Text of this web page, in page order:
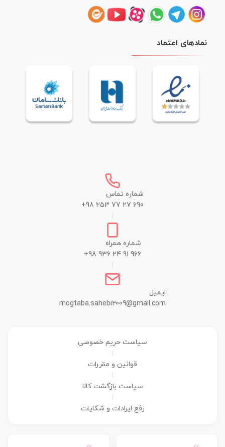
نمادهای اعتماد
شماره تماس
+98 253 77 27 690
شماره همراه
+98 936 24 91 966
ایمیل
mogtaba.sahebi2009@gmail.com
سیاست حریم خصوصی
قوانین و مقررات
سیاست بازگشت کالا
رفع ایرادات و شکایات